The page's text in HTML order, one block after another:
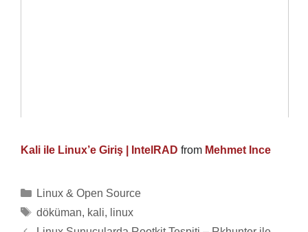
Kali ile Linux’e Giriş | IntelRAD from Mehmet Ince
Categories
Linux & Open Source
Tags
döküman, kali, linux